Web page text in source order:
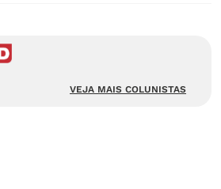
VEJA MAIS COLUNISTAS